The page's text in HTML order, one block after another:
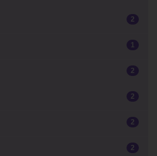
2
1
2
2
2
2